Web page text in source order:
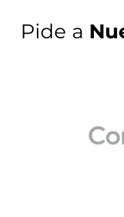
Pide a